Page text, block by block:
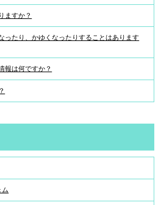
ますか？
ったり、かゆくなったりすることはあります
報は何ですか？
ム